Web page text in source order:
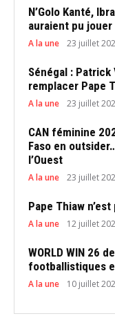
N’Golo Kanté,
auraient pu
A la une 23 juillet
Sénégal :
remplacer Pape
A la une 23 juillet
CAN féminine
Faso en
l’Ouest
A la une 23 juillet
Pape Thiaw
A la une 12 juillet
WORLD WIN 26
footballistiques
A la une 10 juillet